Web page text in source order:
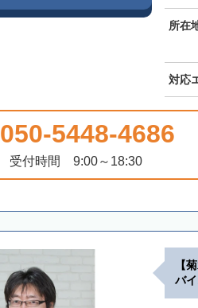
所在
対応
050-5448-4686
受付時間 9:00～18:30
【
バ